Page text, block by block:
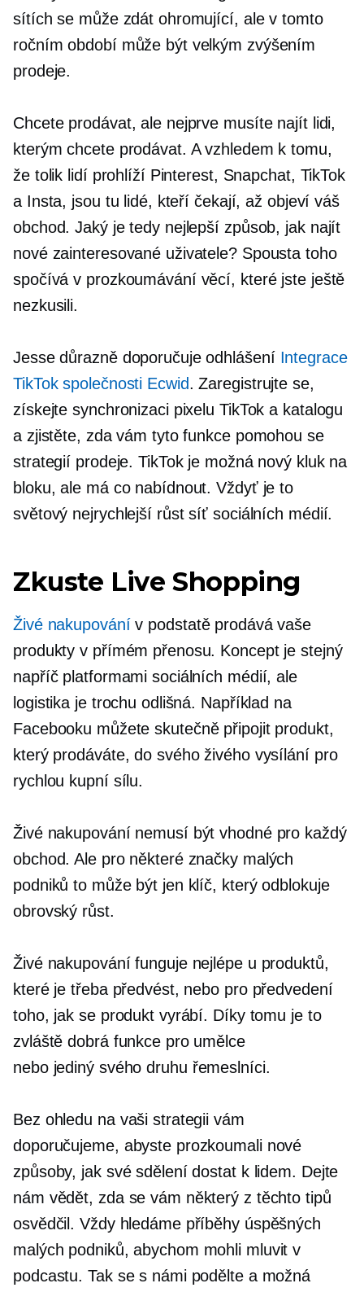
sítích se může zdát ohromující, ale v tomto
ročním období může být velkým zvýšením
prodeje.
Chcete prodávat, ale nejprve musíte najít lidi,
kterým chcete prodávat. A vzhledem k tomu,
že tolik lidí prohlíží Pinterest, Snapchat, TikTok
a Insta, jsou tu lidé, kteří čekají, až objeví váš
obchod. Jaký je tedy nejlepší způsob, jak najít
nové zainteresované uživatele? Spousta toho
spočívá v prozkoumávání věcí, které jste ještě
nezkusili.
Jesse důrazně doporučuje odhlášení Integrace
TikTok společnosti Ecwid. Zaregistrujte se,
získejte synchronizaci pixelu TikTok a katalogu
a zjistěte, zda vám tyto funkce pomohou se
strategií prodeje. TikTok je možná nový kluk na
bloku, ale má co nabídnout. Vždyť je to
světový nejrychlejší růstsíť sociálních médií.
Zkuste Live Shopping
Živé nakupovánív podstatě prodává vaše
produkty v přímém přenosu. Koncept je stejný
napříč platformami sociálních médií, ale
logistika je trochu odlišná. Například na
Facebooku můžete skutečně připojit produkt,
který prodáváte, do svého živého vysílání pro
rychlou kupní sílu.
Živé nakupování nemusí být vhodné pro každý
obchod. Ale pro některé značky malých
podniků to může být jen klíč, který odblokuje
obrovský růst.
Živé nakupování funguje nejlépe u produktů,
které je třeba předvést, nebo pro předvedení
toho, jak se produkt vyrábí. Díky tomu je to
zvláště dobrá funkce pro umělce
nebo jediný svého druhu řemeslníci.
Bez ohledu na vaši strategii vám
doporučujeme, abyste prozkoumali nové
způsoby, jak své sdělení dostat k lidem. Dejte
nám vědět, zda se vám některý z těchto tipů
osvědčil. Vždy hledáme příběhy úspěšných
malých podniků, abychom mohli mluvit v
podcastu. Tak se s námi podělte a možná